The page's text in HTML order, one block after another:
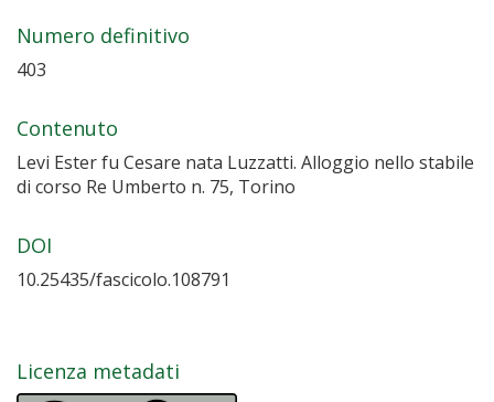
Numero definitivo
403
Contenuto
Levi Ester fu Cesare nata Luzzatti. Alloggio nello stabile
di corso Re Umberto n. 75, Torino
DOI
10.25435/fascicolo.108791
Licenza metadati